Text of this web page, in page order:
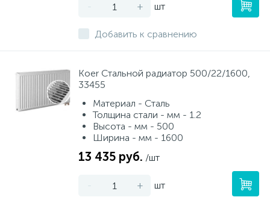
- + шт
Добавить к сравнению
Koer Стальной радиатор 500/22/1600,
33455
Материал - Сталь
Толщина стали - мм - 1.2
Высота - мм - 500
Ширина - мм - 1600
13 435 руб. /шт
- + шт